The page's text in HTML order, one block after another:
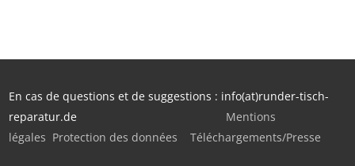
En cas de questions et de suggestions : info(at)runder-tisch-
reparatur.de Mentions
légales Protection des données Téléchargements/Presse